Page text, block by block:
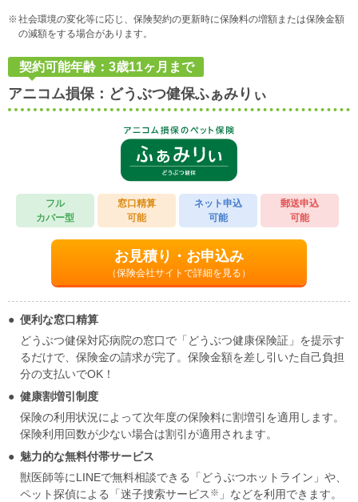
社会環境の変化等に応じ、保険契約の更新時に保険料の増額または保険金額
の減額をする場合があります。
契約可能年齢：3歳11ヶ月まで
アニコム損保：どうぶつ健保ふぁみりぃ
フル
カバー型
窓口精算
可能
ネット申込
可能
郵送申込
可能
お見積り・お申込み
（保険会社サイトで詳細を見る）
便利な窓口精算
どうぶつ健保対応病院の窓口で「どうぶつ健康保険証」を提示す
るだけで、保険金の請求が完了。保険金額を差し引いた自己負担
分の支払いでOK！
健康割増引制度
保険の利用状況によって次年度の保険料に割増引を適用します。
保険利用回数が少ない場合は割引が適用されます。
魅力的な無料付帯サービス
獣医師等にLINEで無料相談できる「どうぶつホットライン」や、
ペット探偵による「迷子捜索サービス ※ 」などを利用できます。